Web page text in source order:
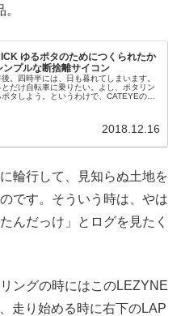
ゆるポタのためにつくられたか
ンプルな断捨離サイコン
。四時半には、日も暮れてしまいます。
だけ自転車に乗りたい。よし、ポタリン
タしよう。というわけで、CATEYEの最
2018.12.16
輪行して、見知らぬ土地を
です。そういう時は、やは
んだっけ」とログを見たく
ングの時にはこのLEZYNE
走り始める時に右下のLAP